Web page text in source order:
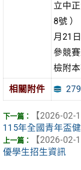
立中
8號
月21
參競
檢附
相關附件
【2026-02-
115年全國青年盃
【2026-02-
優學生招生資訊